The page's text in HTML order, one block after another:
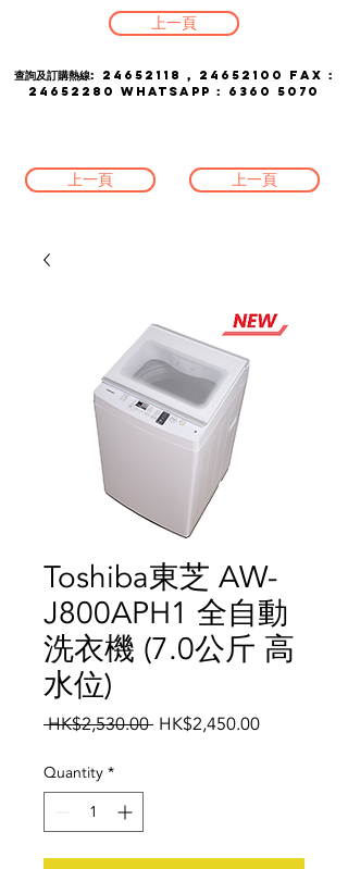
上一頁
查詢及訂購熱線: 24652118 , 24652100
FAX :
24652280 whatsapp : 6360 5070
上一頁 上一頁
Toshiba東芝 AW-
J800APH1 全自動
洗衣機 (7.0公斤 高
水位)
HK$2,530.00 Regular
HK$2,450.00Sale
Quantity *